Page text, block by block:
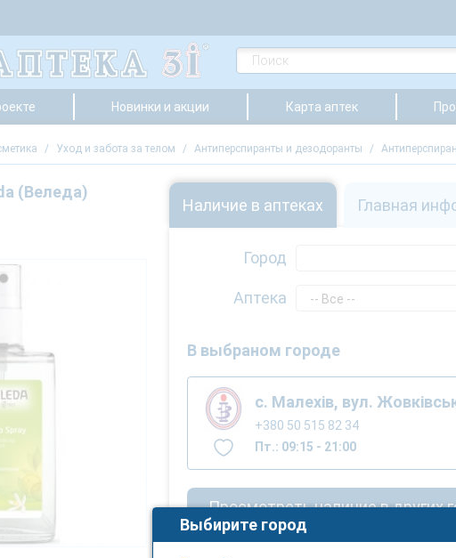
Новинки и акции Карта аптек
/ Уход и забота за телом / Антиперспиранты и дезодоранты /
(Веледа)
Наличие в аптеках Главная
Город
Аптека -- Все --
В выбраном городе
с. Малехів, вул.
+380 50 515 82 34
Пт.: 09:15 - 21:00
Просмотреть наличие в других
Выбирите город